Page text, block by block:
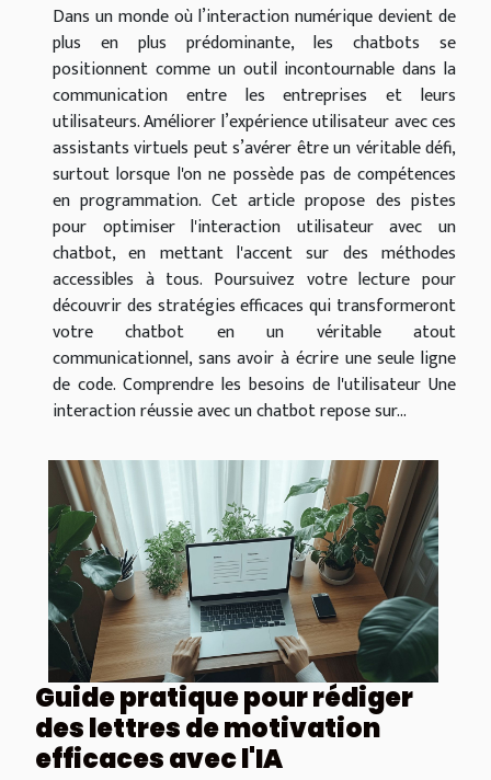
Dans un monde où l’interaction numérique devient de
plus en plus prédominante, les chatbots se
positionnent comme un outil incontournable dans la
communication entre les entreprises et leurs
utilisateurs. Améliorer l’expérience utilisateur avec ces
assistants virtuels peut s’avérer être un véritable défi,
surtout lorsque l'on ne possède pas de compétences
en programmation. Cet article propose des pistes
pour optimiser l'interaction utilisateur avec un
chatbot, en mettant l'accent sur des méthodes
accessibles à tous. Poursuivez votre lecture pour
découvrir des stratégies efficaces qui transformeront
votre chatbot en un véritable atout
communicationnel, sans avoir à écrire une seule ligne
de code. Comprendre les besoins de l'utilisateur Une
interaction réussie avec un chatbot repose sur...
Guide pratique pour rédiger
des lettres de motivation
efficaces avec l'IA